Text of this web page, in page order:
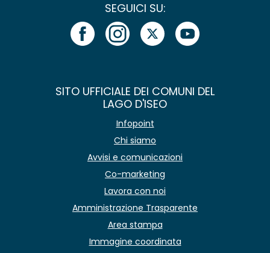
SEGUICI SU:
SITO UFFICIALE DEI COMUNI DEL
LAGO D'ISEO
Infopoint
Chi siamo
Avvisi e comunicazioni
Co-marketing
Lavora con noi
Amministrazione Trasparente
Area stampa
Immagine coordinata